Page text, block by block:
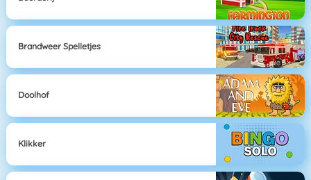
Brandweer Spelletjes
Doolhof
Klikker